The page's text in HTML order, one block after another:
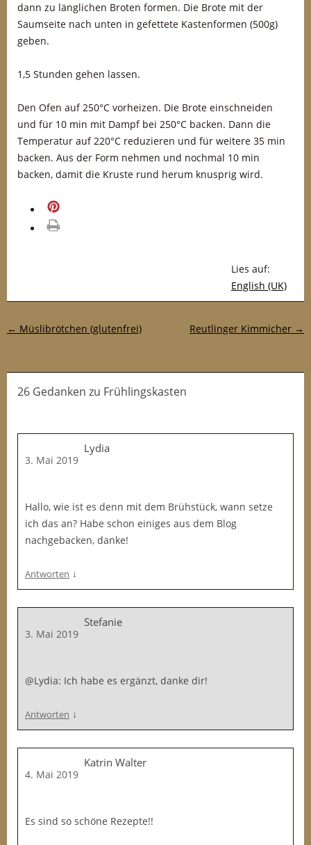
dann zu länglichen Broten formen. Die Brote mit der
Saumseite nach unten in gefettete Kastenformen (500g)
geben.
1,5 Stunden gehen lassen.
Den Ofen auf 250°C vorheizen. Die Brote einschneiden
und für 10 min mit Dampf bei 250°C backen. Dann die
Temperatur auf 220°C reduzieren und für weitere 35 min
backen. Aus der Form nehmen und nochmal 10 min
backen, damit die Kruste rund herum knusprig wird.
Lies auf:
English (UK)
Post-Navigation
← Müslibrötchen (glutenfrei) Reutlinger Kimmicher →
26 Gedanken zu Frühlingskasten
Lydia
3. Mai 2019
Hallo, wie ist es denn mit dem Brühstück, wann setze
ich das an? Habe schon einiges aus dem Blog
nachgebacken, danke!
Antworten ↓
Stefanie
3. Mai 2019
@Lydia: Ich habe es ergänzt, danke dir!
Antworten ↓
Katrin Walter
4. Mai 2019
Es sind so schöne Rezepte!!